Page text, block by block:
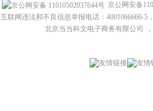
京公网安备
互联网违法和不良信息举报电话：4001066666-5
北京当当科文电子商务有限公司